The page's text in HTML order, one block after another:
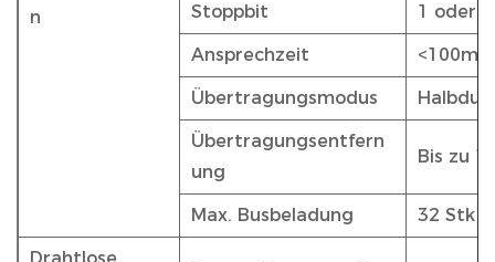
n
Stoppbit 1 oder
Ansprechzeit <100ms
Übertragungsmodus
Übertragungsentfern
ung
Bis zu
Max. Busbeladung 32 Stk